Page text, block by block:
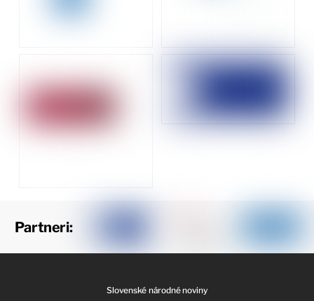
Partneri:
Slovenské národné noviny